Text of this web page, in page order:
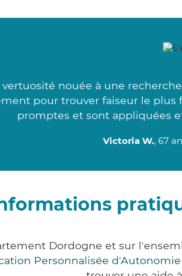
vertuosité nouée à une
pour trouver faiseur le plus
promptes et sont appliquées
Victoria W., 67
Dordogne et sur
Personnalisée d'Autonomie